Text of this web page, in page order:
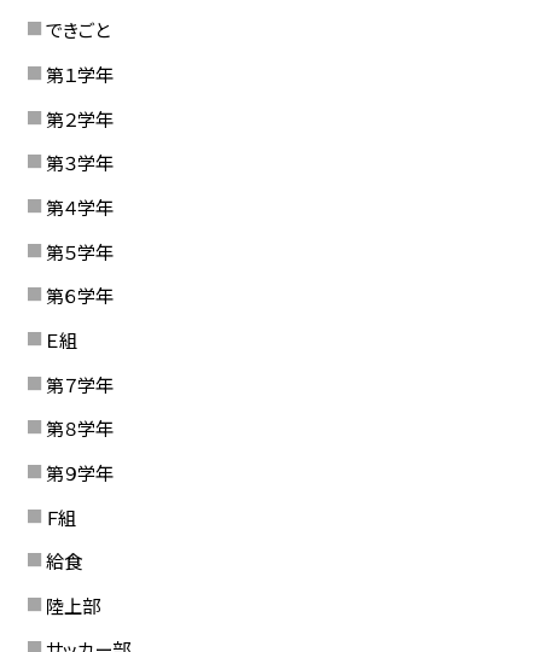
できごと
第１学年
第２学年
第３学年
第４学年
第５学年
第６学年
Ｅ組
第７学年
第８学年
第９学年
Ｆ組
給食
陸上部